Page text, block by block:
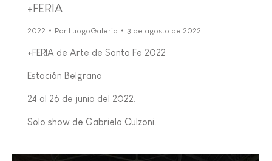
+FERIA
2022 Por LuogoGaleria 3 de agosto de 2022
+FERIA de Arte de Santa Fe 2022
Estación Belgrano
24 al 26 de junio del 2022.
Solo show de Gabriela Culzoni.